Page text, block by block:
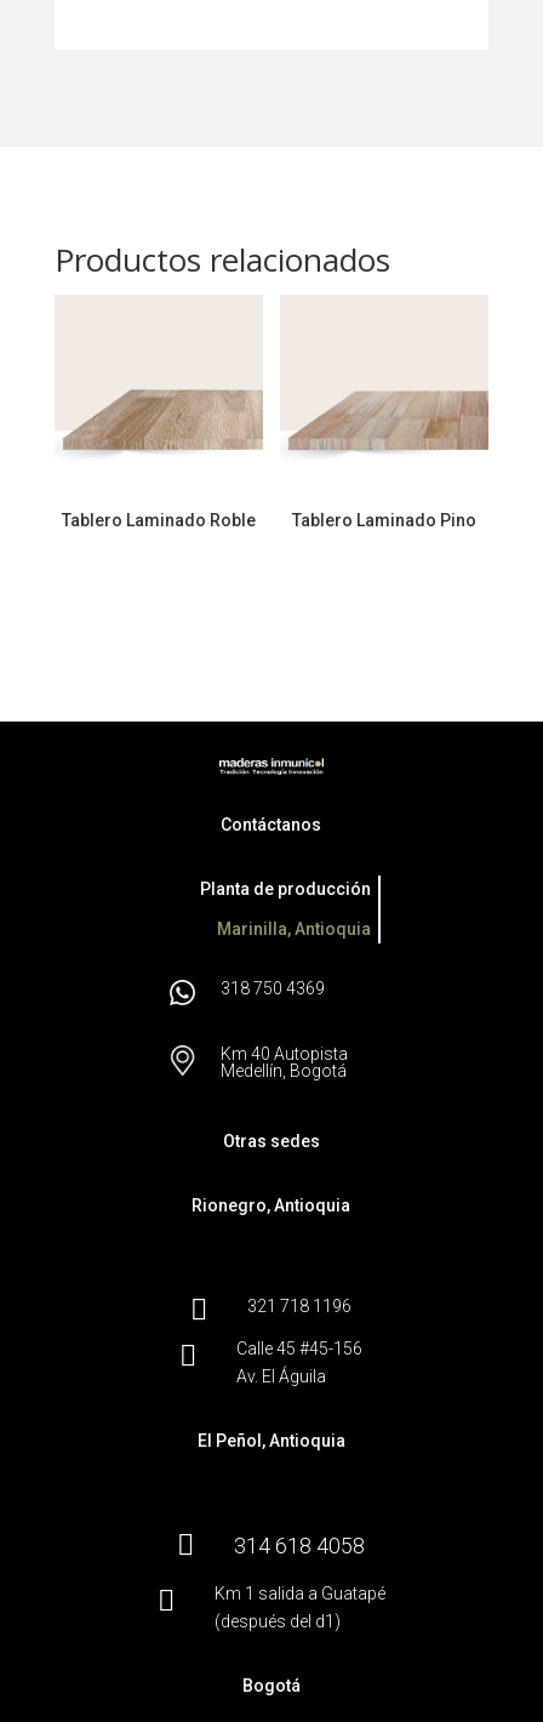
Productos relacionados
Tablero Laminado Roble Tablero Laminado Pino
Contáctanos
Planta de producción
Marinilla, Antioquia
318 750 4369
Km 40 Autopista
Medellín, Bogotá
Otras sedes
Rionegro, Antioquia
 321 718 1196

Calle 45 #45-156
Av. El Águila
El Peñol, Antioquia
 314 618 4058

Km 1 salida a Guatapé
(después del d1)
Bogotá